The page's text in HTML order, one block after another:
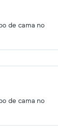
de cama no
de cama no